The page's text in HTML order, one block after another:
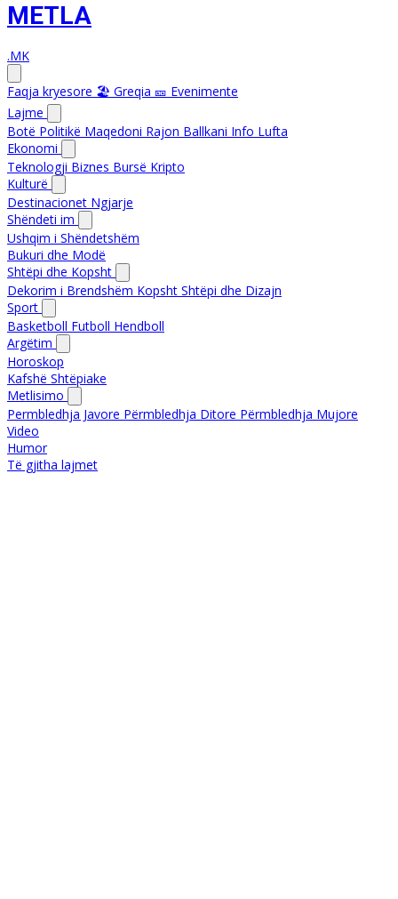
METLA
.MK
Faqja kryesore 🏖️ Greqia 🎫 Evenimente
Lajme
Botë Politikë Maqedoni Rajon Ballkani Info Lufta
Ekonomi
Teknologji Biznes Bursë Kripto
Kulturë
Destinacionet Ngjarje
Shëndeti im
Ushqim i Shëndetshëm
Bukuri dhe Modë
Shtëpi dhe Kopsht
Dekorim i Brendshëm Kopsht Shtëpi dhe Dizajn
Sport
Basketboll Futboll Hendboll
Argëtim
Horoskop
Kafshë Shtëpiake
Metlisimo
Permbledhja Javore Përmbledhja Ditore Përmbledhja Mujore
Video
Humor
Të gjitha lajmet